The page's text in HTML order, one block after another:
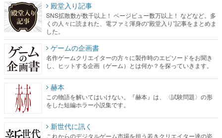
殿堂入り記事
SNS拡散数が数千以上！ ページビュー数万以上！ などなど。多
くの人々に読まれた、電ファミ渾身の“殿堂入り”記事をまとめま
した。
ゲームの企画書
名作ゲームクリエイターの方々に製作時のエピソードをお聞き
し、ヒットする企画（ゲーム）とは何か？を探っていきます。
赫本
この物語を解いてはいけない。『赫本』は、〈試験問題〉の形
をした短編ホラー小説集です。
新世代に訊く
これからのデジタルゲーム市場を担う若きクリエイター達の姿